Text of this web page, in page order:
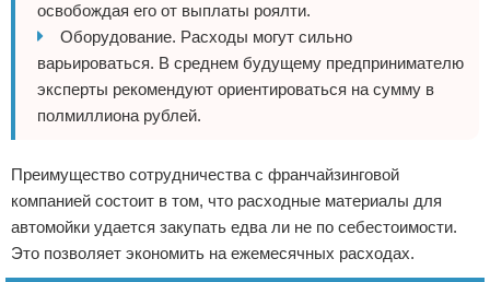
освобождая его от выплаты роялти.
Оборудование. Расходы могут сильно
варьироваться. В среднем будущему предпринимателю
эксперты рекомендуют ориентироваться на сумму в
полмиллиона рублей.
Преимущество сотрудничества с франчайзинговой
компанией состоит в том, что расходные материалы для
автомойки удается закупать едва ли не по себестоимости.
Это позволяет экономить на ежемесячных расходах.